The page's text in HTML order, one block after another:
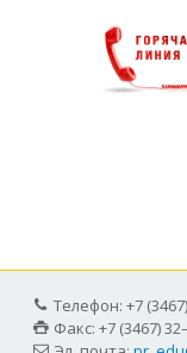
Телефон: +7
Факс: +7 (3467)